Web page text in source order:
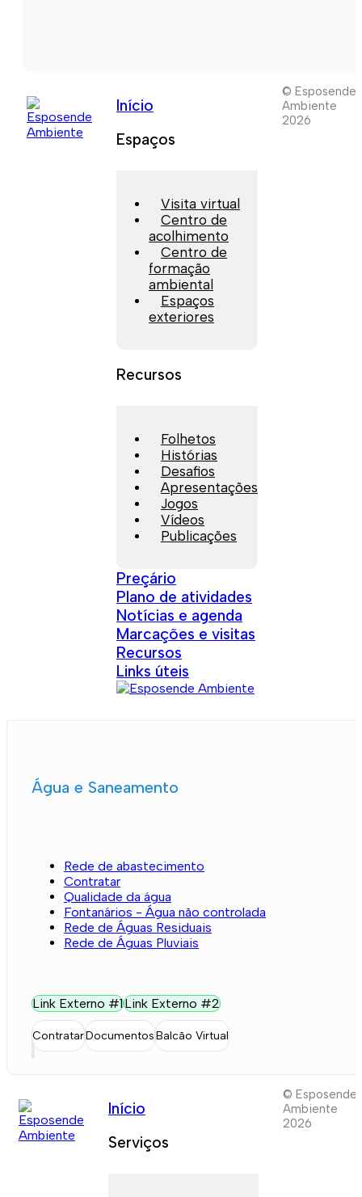
Início
Espaços
Visita virtual
Centro de
acolhimento
Centro de
formação
ambiental
Espaços
exteriores
Recursos
Folhetos
Histórias
Desafios
Apresentações
Jogos
Vídeos
Publicações
Preçário
Plano de atividades
Notícias e agenda
Marcações e visitas
Recursos
Links úteis
© Esposende
Ambiente
2026
Água e Saneamento
Rede de abastecimento
Contratar
Qualidade da água
Fontanários - Água não controlada
Rede de Águas Residuais
Rede de Águas Pluviais
Link Externo #1Link Externo #2
ContratarDocumentosBalcão Virtual
Início
Serviços
© Esposende
Ambiente
2026